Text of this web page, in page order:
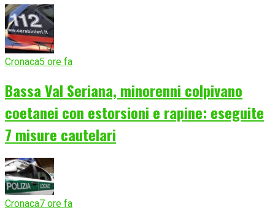
Cronaca5 ore fa
Bassa Val Seriana, minorenni colpivano
coetanei con estorsioni e rapine: eseguite
7 misure cautelari
Cronaca7 ore fa